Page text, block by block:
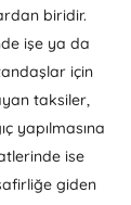
biridir.
işe ya da
için
taksiler,
yapılmasına
ise
giden